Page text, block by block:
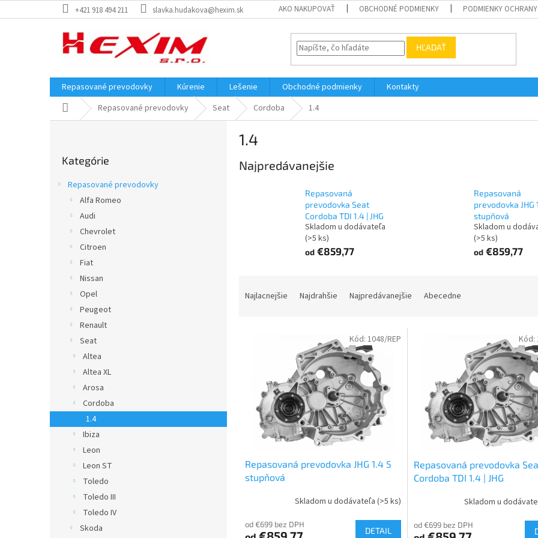
na
+421 918 494 211 slavka.hudakova@hexim.sk AKO NAKUPOVAŤ OBCHODNÉ PODMIENKY PODMIENKY OCHRANY
HĽADAŤ
Repasované prevodovky Kúrenie Lešenie Obchodné podmienky
Kontakty
DomovRepasované prevodovky Seat Cordoba 1.4
kategórie
Kategórie
Repasované prevodovky
Alfa Romeo
Audi
Chevrolet
Citroen
Fiat
Nissan
Opel
Peugeot
Renault
Seat
Altea
Altea XL
Arosa
Cordoba
1.4
Ibiza
Leon
Leon ST
Toledo
Toledo III
Toledo IV
Skoda
1.4
Najpredávanejšie
Repasovaná
prevodovka Seat
Cordoba TDI 1.4 | JHG
Skladom u dodávateľa
(>5 ks)
od €859,77
Repasovaná
prevodovka JHG
stupňová
Skladom u
(>5 ks)
od€859,77
Najlacnejšie Najdrahšie Najpredávanejšie Abecedne
Repasovaná prevodovka JHG 1.4 5
stupňová
Skladom u dodávateľa (>5 ks)
od €699 bez DPH
DETAIL
Kód: 1048/REP
Repasovaná prevodovka
Cordoba TDI 1.4 | JHG
Skladom u
od €699 bez DPH
Kód: